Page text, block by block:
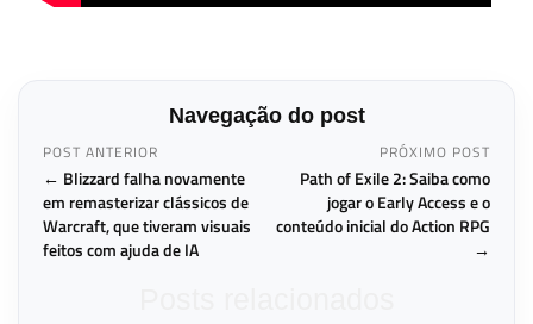
Navegação do post
POST ANTERIOR
← Blizzard falha novamente
em remasterizar clássicos de
Warcraft, que tiveram visuais
feitos com ajuda de IA
PRÓXIMO POST
Path of Exile 2: Saiba como
jogar o Early Access e o
conteúdo inicial do Action RPG
→